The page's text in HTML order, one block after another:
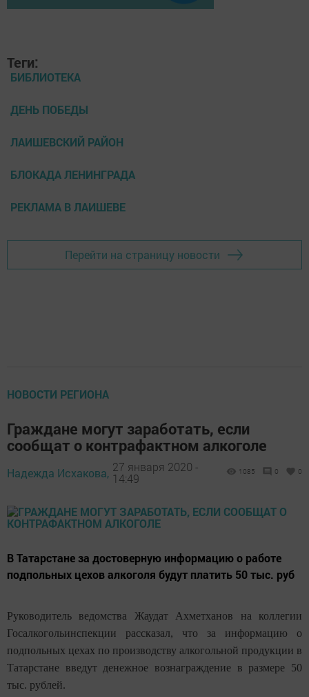
Теги:
БИБЛИОТЕКА
ДЕНЬ ПОБЕДЫ
ЛАИШЕВСКИЙ РАЙОН
БЛОКАДА ЛЕНИНГРАДА
РЕКЛАМА В ЛАИШЕВЕ
Перейти на страницу новости
НОВОСТИ РЕГИОНА
Граждане могут заработать, если
сообщат о контрафактном алкоголе
Надежда Исхакова, 27 января 2020 -
14:49
1085 0 0
В Татарстане за достоверную информацию о работе
подпольных цехов алкоголя будут платить 50 тыс. руб
Руководитель ведомства Жаудат Ахметханов на коллегии
Госалкогольинспекции рассказал, что за информацию о
подпольных цехах по производству алкогольной продукции в
Татарстане введут денежное вознаграждение в размере 50
тыс. рублей.